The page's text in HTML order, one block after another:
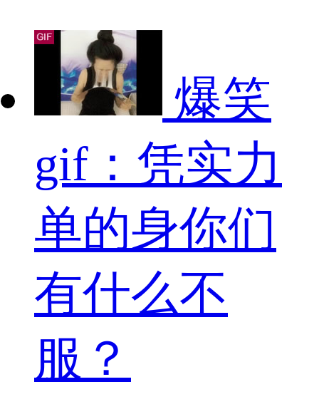
爆笑
gif：凭实力
单的身你们
有什么不
服？